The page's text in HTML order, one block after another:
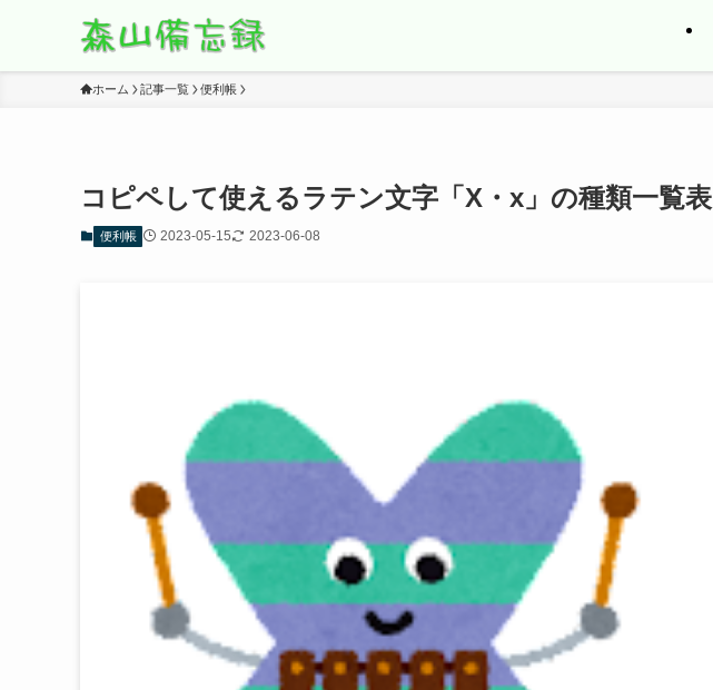
ホーム 記事一覧 便利帳
コピペして使えるラテン文字「X・x」の種類一覧表
便利帳 2023-05-15 2023-06-08